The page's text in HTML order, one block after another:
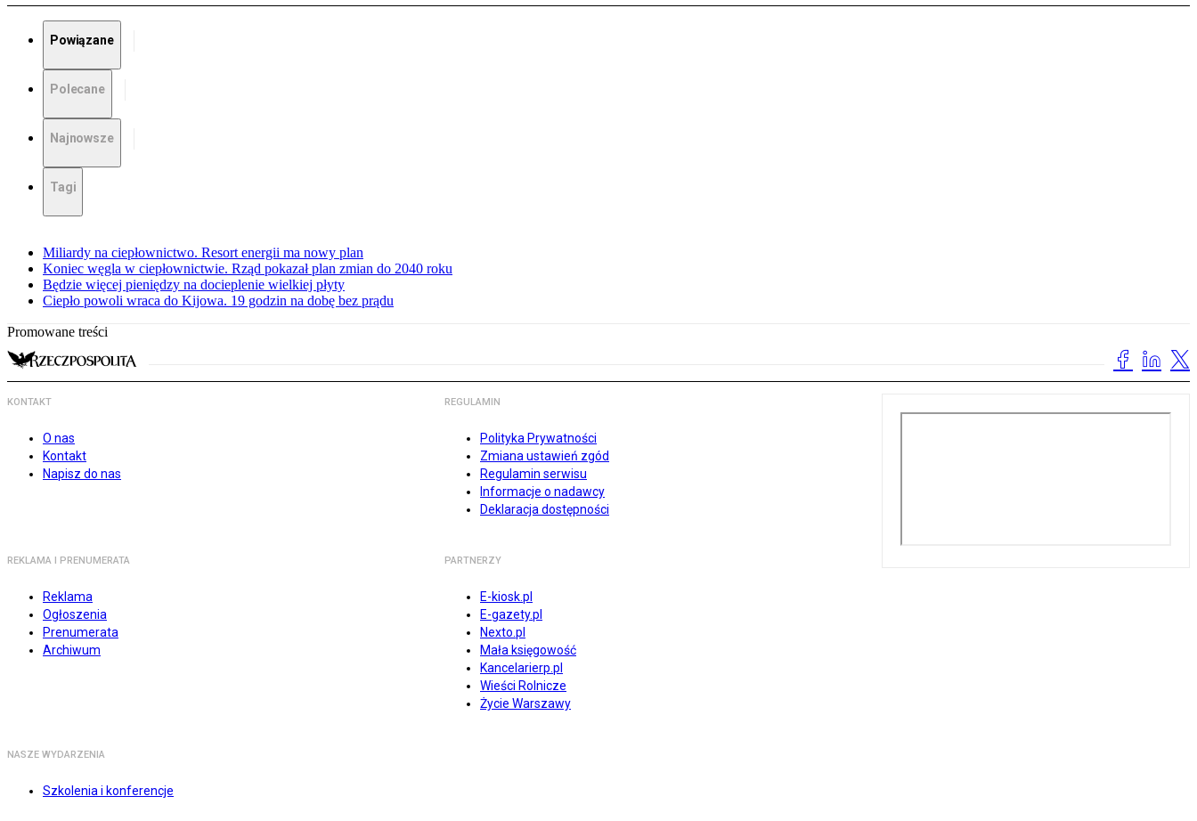
Powiązane
Polecane
Najnowsze
Tagi
Miliardy na ciepłownictwo. Resort energii ma nowy plan
Koniec węgla w ciepłownictwie. Rząd pokazał plan zmian do 2040 roku
Będzie więcej pieniędzy na docieplenie wielkiej płyty
Ciepło powoli wraca do Kijowa. 19 godzin na dobę bez prądu
Promowane treści
KONTAKT
O nas
Kontakt
Napisz do nas
REGULAMIN
Polityka Prywatności
Zmiana ustawień zgód
Regulamin serwisu
Informacje o nadawcy
Deklaracja dostępności
REKLAMA I PRENUMERATA
Reklama
Ogłoszenia
Prenumerata
Archiwum
PARTNERZY
E-kiosk.pl
E-gazety.pl
Nexto.pl
Mała księgowość
Kancelarierp.pl
Wieści Rolnicze
Życie Warszawy
NASZE WYDARZENIA
Szkolenia i konferencje